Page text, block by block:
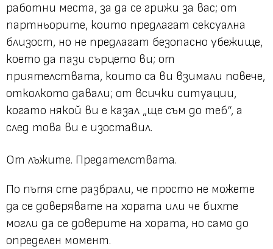
работни места, за да се грижи за вас; от
партньорите, които предлагат сексуална
близост, но не предлагат безопасно убежище,
което да пази сърцето ви; от
приятелствата, които са ви взимали повече,
отколкото давали; от всички ситуации,
когато някой ви е казал „ще съм до теб“, а
след това ви е изоставил.
От лъжите. Предателствата.
По пътя сте разбрали, че просто не можете
да се доверявате на хората или че бихте
могли да се доверите на хората, но само до
определен момент.